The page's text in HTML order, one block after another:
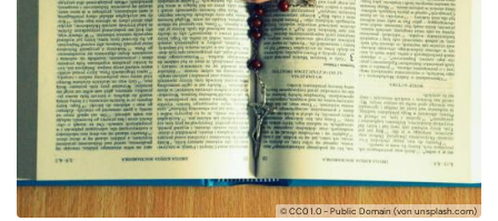
© CC0 1.0 - Public Domain (von unsplash.com)